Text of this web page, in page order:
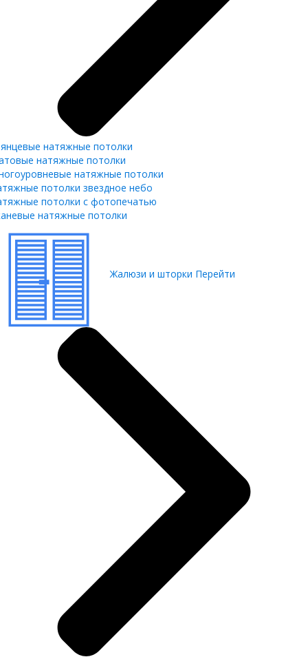
натяжные потолки
натяжные потолки
натяжные потолки
потолки звездное небо
потолки с фотопечатью
натяжные потолки
Жалюзи и шторки Перейти